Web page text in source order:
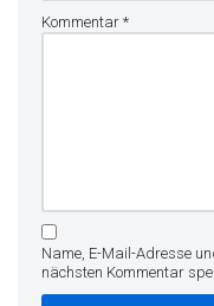
Kommentar *
Name, E-Mail-Adresse
nächsten Kommentar